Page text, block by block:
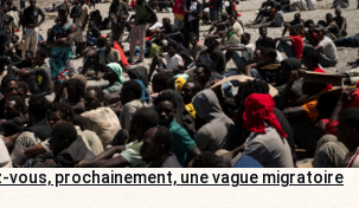
vous, prochainement, une vague migratoire